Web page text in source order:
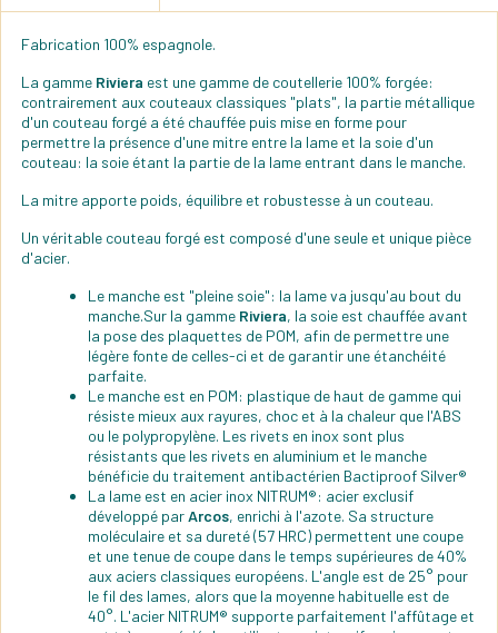
Fabrication 100% espagnole.
La gamme Riviera est une gamme de coutellerie 100% forgée:
contrairement aux couteaux classiques "plats", la partie métallique
d'un couteau forgé a été chauffée puis mise en forme pour
permettre la présence d'une mitre entre la lame et la soie d'un
couteau: la soie étant la partie de la lame entrant dans le manche.
La mitre apporte poids, équilibre et robustesse à un couteau.
Un véritable couteau forgé est composé d'une seule et unique pièce
d'acier.
Le manche est "pleine soie": la lame va jusqu'au bout du
manche.Sur la gamme Riviera, la soie est chauffée avant
la pose des plaquettes de POM, afin de permettre une
légère fonte de celles-ci et de garantir une étanchéité
parfaite.
Le manche est en POM: plastique de haut de gamme qui
résiste mieux aux rayures, choc et à la chaleur que l'ABS
ou le polypropylène. Les rivets en inox sont plus
résistants que les rivets en aluminium et le manche
bénéficie du traitement antibactérien Bactiproof Silver®
La lame est en acier inox NITRUM®: acier exclusif
développé parArcos, enrichi à l'azote. Sa structure
moléculaire et sa dureté (57 HRC) permettent une coupe
et une tenue de coupe dans le temps supérieures de 40%
aux aciers classiques européens. L'angle est de 25° pour
le fil des lames, alors que la moyenne habituelle est de
40°. L'acier NITRUM® supporte parfaitement l'affûtage et